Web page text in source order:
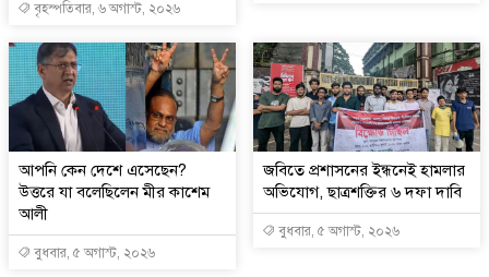
বৃহস্পতিবার, ৬ অগাস্ট, ২০২৬
আপনি কেন দেশে এসেছেন?
উত্তরে যা বলেছিলেন মীর কাশেম
আলী
বুধবার, ৫ অগাস্ট, ২০২৬
জবিতে প্রশাসনের ইন্ধনেই হামলার
অভিযোগ, ছাত্রশক্তির ৬ দফা দাবি
বুধবার, ৫ অগাস্ট, ২০২৬